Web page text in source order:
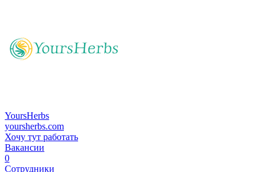
YoursHerbs
yoursherbs.com
Хочу тут работать
Вакансии
0
Сотрудники